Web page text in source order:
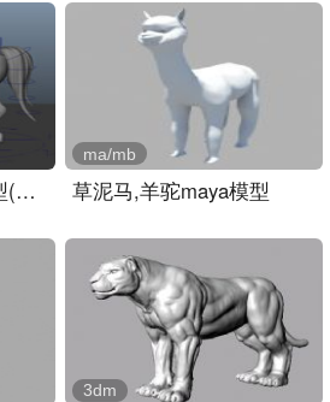
骏马,马,战马maya模型(绑定.. 草泥马,羊驼maya模型
ma/mb
3dm